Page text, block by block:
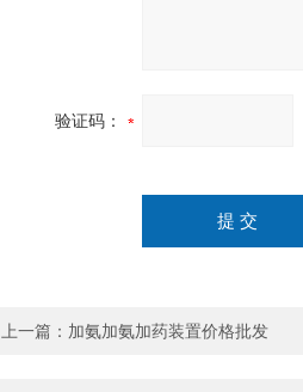
验证码：
上一篇： 加氨加氨加药装置价格批发